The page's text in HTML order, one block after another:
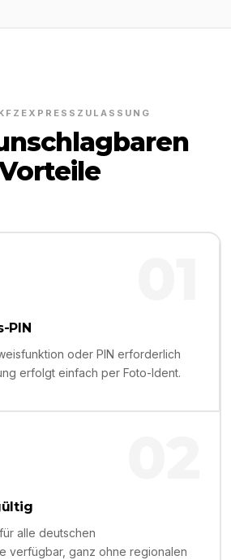
PIN
oder PIN erforderlich
erfolgt einfach per Foto-Ident.
alle deutschen
verfügbar, ganz ohne regionalen